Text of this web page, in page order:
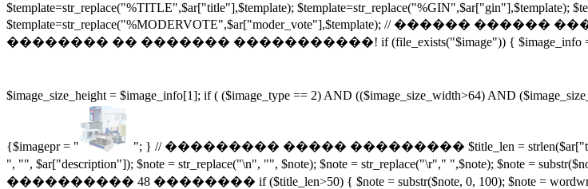
$template=str_replace("%TITLE",$ar["title"],$template); $template=str_replace("%GIN",$ar["gin"],$template);
$template=str_replace("%MODERVOTE",$ar["moder_vote"],$template); // ������
�������� �� ������� �����������! if (file_exists("$image")) { $image_info =
$image_size_height = $image_info[1]; if ( ($image_type == 2) AND (($image_size_width>64) AND
{$imagepr = "
"; } // ��������� ����� ��������� $title_len =
", "", $ar["description"]); $note = str_replace("\n", "", $note); $note = str_replace("\r"," ",$note); $note =
���������� 48 �������� if ($title_len>50) { $note = substr($note, 0, 100); $note =